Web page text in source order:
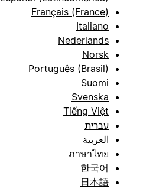
Français (France)
Italiano
Nederlands
Norsk
Português (Brasil)
Suomi
Svenska
Tiếng Việt
עברית
العربية
ภาษาไทย
한국어
日本語